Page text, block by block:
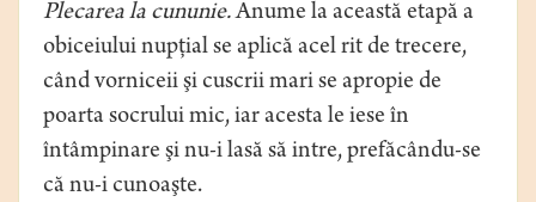
Plecarea la cununie.Anume la această etapă a
obiceiului nupţial se aplică acel rit de trecere,
când vorniceii şi cuscrii mari se apropie de
poarta socrului mic, iar acesta le iese în
întâmpinare şi nu-i lasă să intre, prefăcându-se
că nu-i cunoaşte.